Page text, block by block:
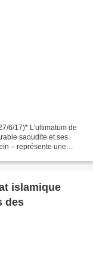
6/17)* L’ultimatum de
saoudite et ses
– représente une
islamique
des